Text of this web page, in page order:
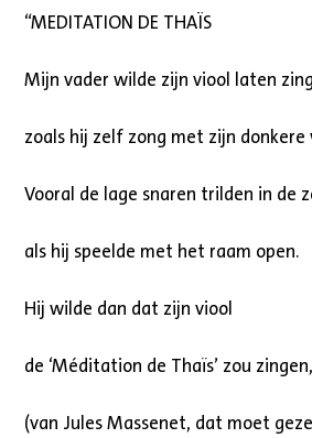
“MEDITATION DE THAÏS
Mijn vader wilde zijn viool laten
zoals hij zelf zong met zijn
Vooral de lage snaren trilden in de
als hij speelde met het raam open.
Hij wilde dan dat zijn viool
de ‘Méditation de Thaïs’ zou zingen,
(van Jules Massenet, dat moet